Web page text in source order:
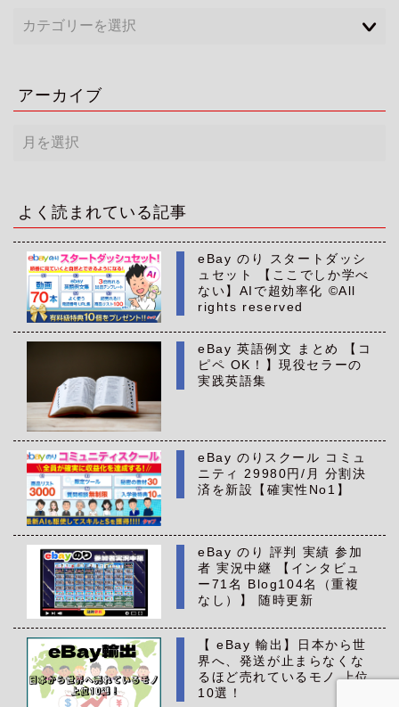
アーカイブ
ア
ー
ブ
よく読まれている記事
eBay のり スタートダッシ
ュセット 【ここでしか学べ
ない】AIで超効率化 ©All
rights reserved
eBay 英語例文 まとめ 【コ
ピペ OK！】現役セラーの
実践英語集
eBay のりスクール コミュ
ニティ 29980円/月 分割決
済を新設【確実性No1】
eBay のり 評判 実績 参加
者 実況中継 【インタビュ
ー71名 Blog104名（重複
なし）】 随時更新
【 eBay 輸出】日本から世
界へ、発送が止まらなくな
るほど売れているモノ 上位
10選！